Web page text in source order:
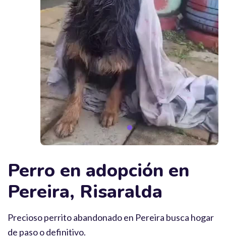
Perro en adopción en
Pereira, Risaralda
Precioso perrito abandonado en Pereira busca hogar
de paso o definitivo.